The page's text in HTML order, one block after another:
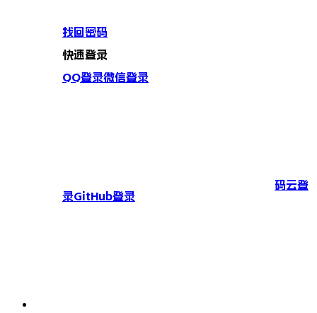
找回密码
快速登录
QQ登录微信登录
码云登
录GitHub登录